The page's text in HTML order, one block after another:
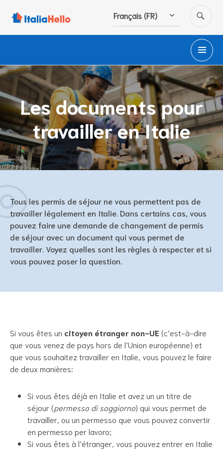
Français (FR)
Les documents pour
travailler en Italie
Tous les permis de séjour ne vous permettent pas de
travailler légalement en Italie. Dans certains cas, vous
pouvez faire une demande de changement de permis
de séjour avec un document qui vous permet de
travailler. Voyez quelles sont les règles à respecter et si
vous pouvez poser la question.
Si vous êtes un citoyen étranger non-UE (c’est-à-dire
que vous venez de pays hors de l’Union européenne) et
que vous souhaitez travailler en Italie, vous pouvez le faire
de deux manières:
Si vous êtes déjà en Italie et avez un un titre de
séjour (permesso di soggiorno) qui vous permet de
travailler, ou un permesso que vous pouvez convertir
en permesso per lavoro;
Si vous êtes à l’étranger, vous pouvez entrer en Italie